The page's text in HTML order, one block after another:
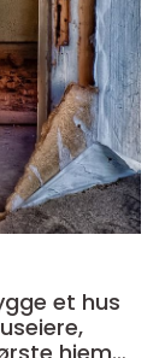
et hus